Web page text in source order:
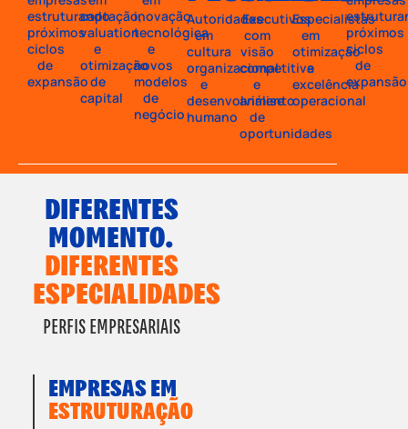
estruturando
próximos
ciclos
de
expansão
captação,
valuation
e
otimização
de
capital
inovação
tecnológica
e
novos
modelos
de
negócio
Autoridades
em
cultura
organizacional
e
desenvolvimento
humano
Executivos
com
visão
competitiva
e
análise
de
oportunidades
Especialistas
em
otimização
e
excelência
operacional
próximos
ciclos
de
expansão
DIFERENTES
MOMENTO.
DIFERENTES
ESPECIALIDADES
PERFIS EMPRESARIAIS
EMPRESAS EM
ESTRUTURAÇÃO